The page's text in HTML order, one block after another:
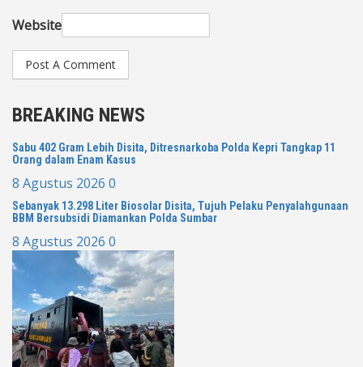
Website
BREAKING NEWS
Sabu 402 Gram Lebih Disita, Ditresnarkoba Polda Kepri Tangkap 11
Orang dalam Enam Kasus
8 Agustus 2026 0
Sebanyak 13.298 Liter Biosolar Disita, Tujuh Pelaku Penyalahgunaan
BBM Bersubsidi Diamankan Polda Sumbar
8 Agustus 2026 0